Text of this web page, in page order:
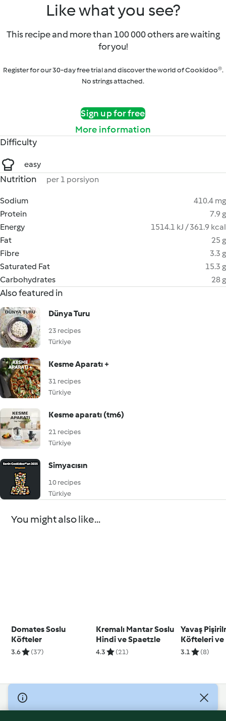
Like what you see?
This recipe and more than 100 000 others are waiting
for you!
Register for our 30-day free trial and discover the world of Cookidoo®.
No strings attached.
Sign up for free
More information
Difficulty
easy
Nutrition per 1 porsiyon
Sodium
410.4 mg
Protein
7.9 g
Energy
1514.1 kJ / 361.9 kcal
Fat
25 g
Fibre
3.3 g
Saturated Fat
15.3 g
Carbohydrates
28 g
Also featured in
Dünya Turu
23 recipes
Türkiye
Kesme Aparatı +
31 recipes
Türkiye
Kesme aparatı (tm6)
21 recipes
Türkiye
Simyacısın
10 recipes
Türkiye
You might also like...
Domates Soslu
Köfteler
3.6 (37)
Kremalı Mantar Soslu
Hindi ve Spaetzle
4.3 (21)
Yavaş
Köfteleri ve
3.1 (8)
© Copyright 2026